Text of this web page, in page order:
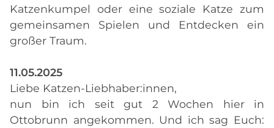
Katzenkumpel oder eine soziale Katze zum
gemeinsamen Spielen und Entdecken ein
großer Traum.
11.05.2025
Liebe Katzen-Liebhaber:innen,
nun bin ich seit gut 2 Wochen hier in
Ottobrunn angekommen. Und ich sag Euch: